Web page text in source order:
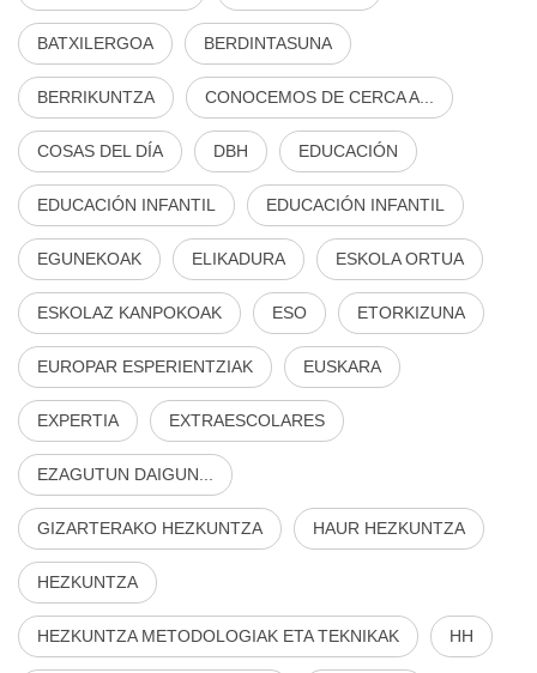
BATXILERGOA BERDINTASUNA
BERRIKUNTZA CONOCEMOS DE CERCA A...
COSAS DEL DÍA DBH EDUCACIÓN
EDUCACIÓN INFANTIL EDUCACIÓN INFANTIL
EGUNEKOAK ELIKADURA ESKOLA ORTUA
ESKOLAZ KANPOKOAK ESO ETORKIZUNA
EUROPAR ESPERIENTZIAK EUSKARA
EXPERTIA EXTRAESCOLARES
EZAGUTUN DAIGUN...
GIZARTERAKO HEZKUNTZA HAUR HEZKUNTZA
HEZKUNTZA
HEZKUNTZA METODOLOGIAK ETA TEKNIKAK HH